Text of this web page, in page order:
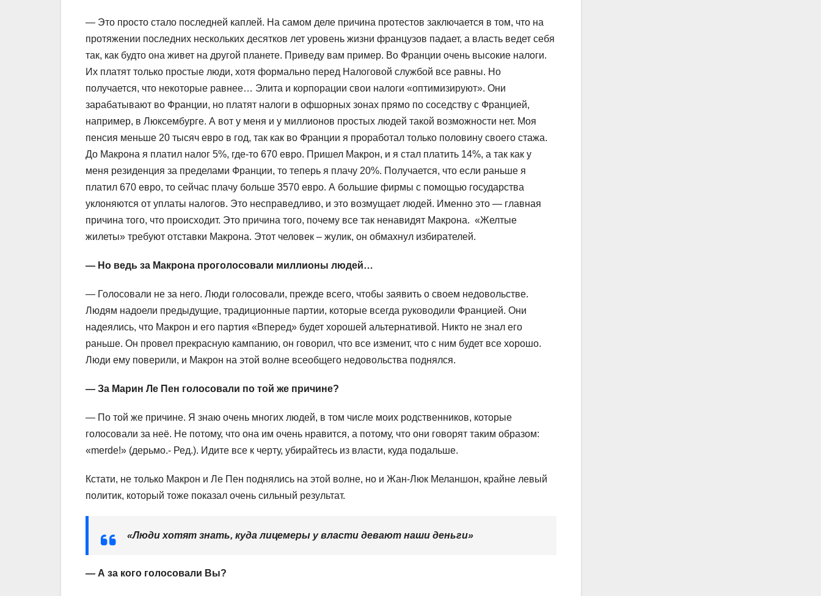
— Это просто стало последней каплей. На самом деле причина протестов заключается в том, что на
протяжении последних нескольких десятков лет уровень жизни французов падает, а власть ведет себя
так, как будто она живет на другой планете. Приведу вам пример. Во Франции очень высокие налоги.
Их платят только простые люди, хотя формально перед Налоговой службой все равны. Но
получается, что некоторые равнее… Элита и корпорации свои налоги «оптимизируют». Они
зарабатывают во Франции, но платят налоги в офшорных зонах прямо по соседству с Францией,
например, в Люксембурге. А вот у меня и у миллионов простых людей такой возможности нет. Моя
пенсия меньше 20 тысяч евро в год, так как во Франции я проработал только половину своего стажа.
До Макрона я платил налог 5%, где-то 670 евро. Пришел Макрон, и я стал платить 14%, а так как у
меня резиденция за пределами Франции, то теперь я плачу 20%. Получается, что если раньше я
платил 670 евро, то сейчас плачу больше 3570 евро. А большие фирмы с помощью государства
уклоняются от уплаты налогов. Это несправедливо, и это возмущает людей. Именно это — главная
причина того, что происходит. Это причина того, почему все так ненавидят Макрона. «Желтые
жилеты» требуют отставки Макрона. Этот человек – жулик, он обмахнул избирателей.
— Но ведь за Макрона проголосовали миллионы людей…
— Голосовали не за него. Люди голосовали, прежде всего, чтобы заявить о своем недовольстве.
Людям надоели предыдущие, традиционные партии, которые всегда руководили Францией. Они
надеялись, что Макрон и его партия «Вперед» будет хорошей альтернативой. Никто не знал его
раньше. Он провел прекрасную кампанию, он говорил, что все изменит, что с ним будет все хорошо.
Люди ему поверили, и Макрон на этой волне всеобщего недовольства поднялся.
— За Марин Ле Пен голосовали по той же причине?
— По той же причине. Я знаю очень многих людей, в том числе моих родственников, которые
голосовали за неё. Не потому, что она им очень нравится, а потому, что они говорят таким образом:
«merde!» (дерьмо.- Ред.). Идите все к черту, убирайтесь из власти, куда подальше.
Кстати, не только Макрон и Ле Пен поднялись на этой волне, но и Жан-Люк Меланшон, крайне левый
политик, который тоже показал очень сильный результат.
«Люди хотят знать, куда лицемеры у власти девают наши деньги»
— А за кого голосовали Вы?